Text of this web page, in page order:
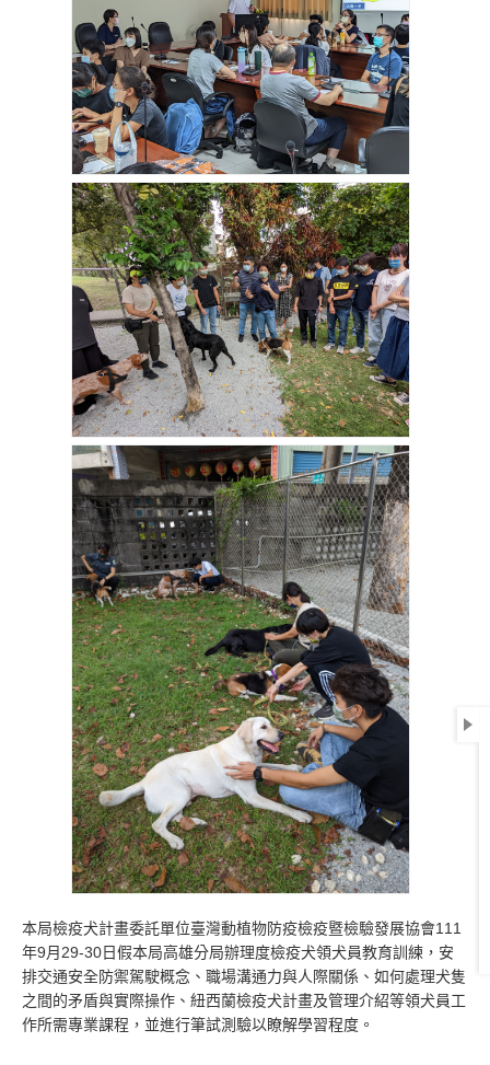
本局檢疫犬計畫委託單位臺灣動植物防疫檢疫暨檢驗發展協會111
年9月29-30日假本局高雄分局辦理度檢疫犬領犬員教育訓練，安
排交通安全防禦駕駛概念、職場溝通力與人際關係、如何處理犬隻
之間的矛盾與實際操作、紐西蘭檢疫犬計畫及管理介紹等領犬員工
作所需專業課程，並進行筆試測驗以瞭解學習程度。